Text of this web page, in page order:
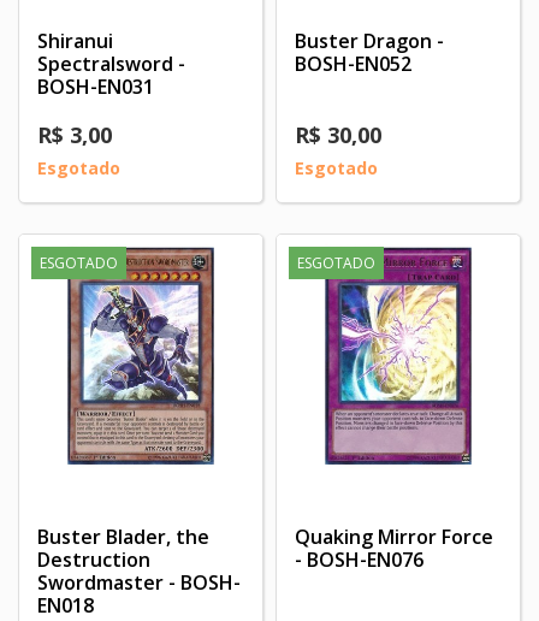
Shiranui
Spectralsword -
BOSH-EN031
R$ 3,00
Esgotado
Buster Dragon -
BOSH-EN052
R$ 30,00
Esgotado
ESGOTADO
Buster Blader, the
Destruction
Swordmaster - BOSH-
EN018
ESGOTADO
Quaking Mirror Force
- BOSH-EN076